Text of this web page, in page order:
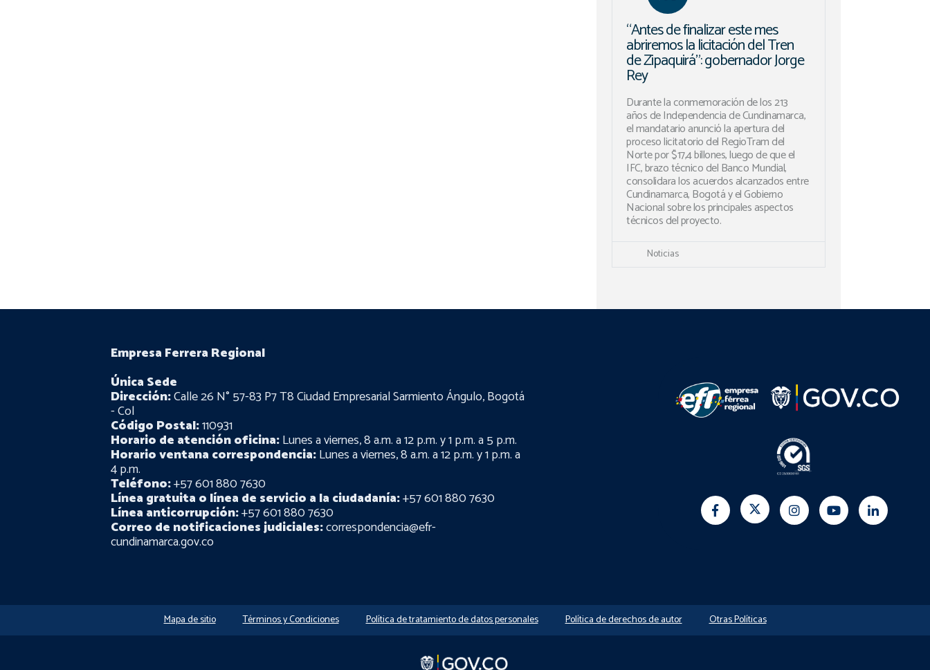
“Antes de finalizar este mes
abriremos la licitación del Tren
de Zipaquirá”: gobernador Jorge
Rey
Durante la conmemoración de los 213
años de Independencia de Cundinamarca,
el mandatario anunció la apertura del
proceso licitatorio del RegioTram del
Norte por $17,4 billones, luego de que el
IFC, brazo técnico del Banco Mundial,
consolidara los acuerdos alcanzados entre
Cundinamarca, Bogotá y el Gobierno
Nacional sobre los principales aspectos
técnicos del proyecto.
Noticias
Empresa Ferrera Regional
Única Sede
Dirección:Calle 26 N° 57-83 P7 T8 Ciudad Empresarial Sarmiento Ángulo, Bogotá
- Col
Código Postal:110931
Horario de atención oficina:Lunes a viernes, 8 a.m. a 12 p.m. y 1 p.m. a 5 p.m.
Horario ventana correspondencia:Lunes a viernes, 8 a.m. a 12 p.m. y 1 p.m. a
4 p.m.
Teléfono:+57 601 880 7630
Línea gratuita o línea de servicio a la ciudadanía:+57 601 880 7630
Línea anticorrupción:+57 601 880 7630
Correo de notificaciones judiciales:correspondencia@efr-
cundinamarca.gov.co
Mapa de sitio Términos y Condiciones Política de tratamiento de datos personales Política de derechos de autor Otras Políticas